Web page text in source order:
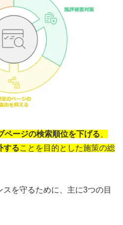
ページの検索順位を下げる
することを目的とした施策の総
を守るために、主に3つの目